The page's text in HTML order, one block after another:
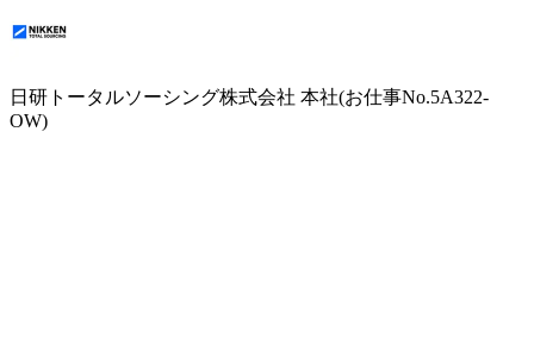
日研トータルソーシング株式会社 本社(お仕事No.5A322-
OW)